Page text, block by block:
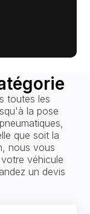
toutes les
la pose
que soit la
nous vous
véhicule
un devis